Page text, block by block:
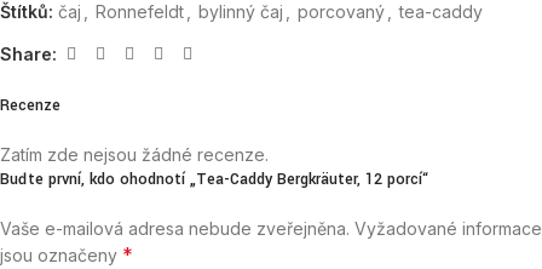
Štítků: čaj Ronnefeldt bylinný čaj porcovaný tea-caddy
Share:
Recenze
Zatím zde nejsou žádné recenze.
Buďte první, kdo ohodnotí „Tea-Caddy Bergkräuter, 12 porcí“
Vaše e-mailová adresa nebude zveřejněna. Vyžadované informace
jsou označeny *